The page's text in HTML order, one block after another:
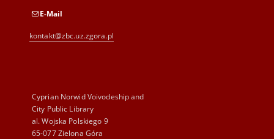
E-Mail
kontakt@zbc.uz.zgora.pl
Cyprian Norwid Voivodeship and
City Public Library
al. Wojska Polskiego 9
65-077 Zielona Góra